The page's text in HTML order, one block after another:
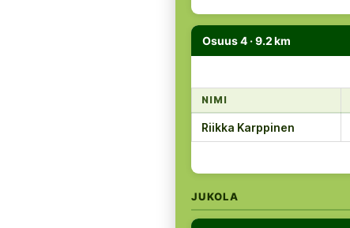
Osuus 4 · 9.2 km
NIMI
Riikka Karppinen
JUKOLA